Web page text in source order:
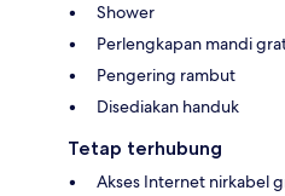
Shower
Perlengkapan mandi
Pengering rambut
Disediakan handuk
Tetap terhubung
Akses Internet nirkabel